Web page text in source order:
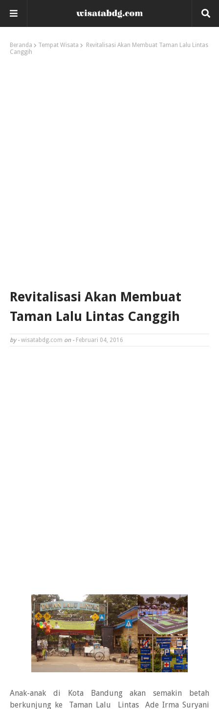
Beranda Tempat Wisata
Revitalisasi Akan Membuat Taman Lalu Lintas
Canggih
Revitalisasi Akan Membuat
Taman Lalu Lintas Canggih
by - wisatabdg.com on - Februari 04, 2016
Anak-anak di Kota Bandung akan semakin betah
berkunjung ke Taman Lalu Lintas Ade Irma Suryani